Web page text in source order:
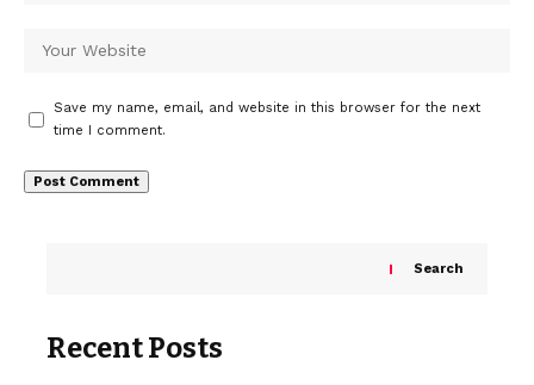
Save my name, email, and website in this browser for the next
time I comment.
Search
Recent Posts